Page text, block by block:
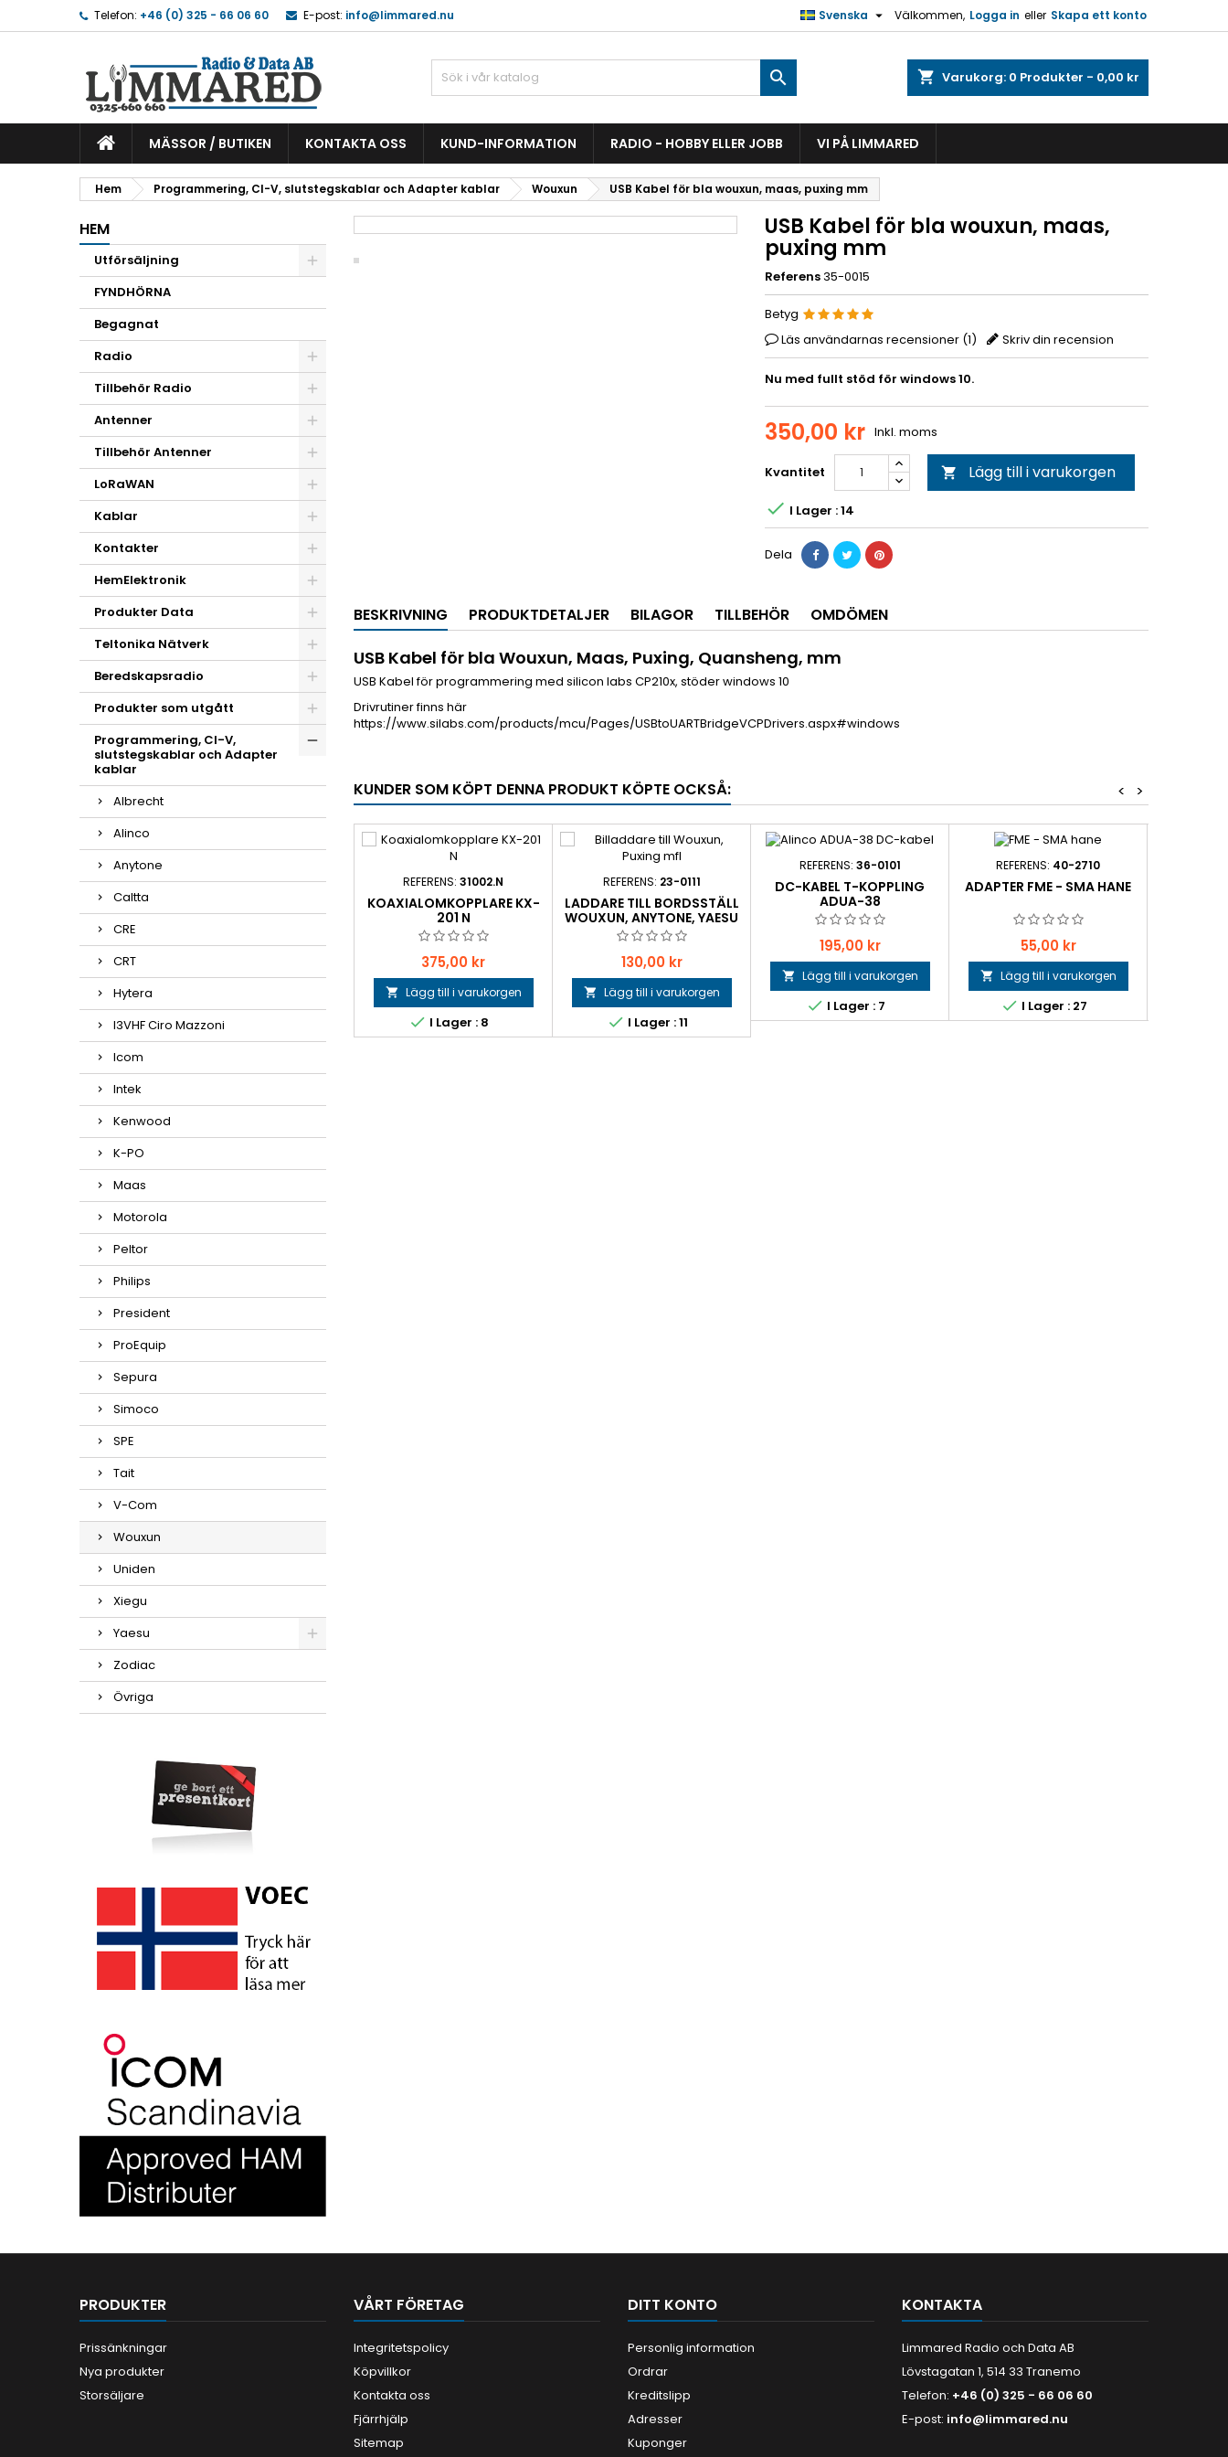
Telefon: +46 (0) 325 - 66 06 60 E-post: info@limmared.nu Välkommen, Logga in eller Skapa ett konto
Svenska 
shopping_cart Varukorg: 0 Produkter - 0,00 kr

MÄSSOR / BUTIKEN KONTAKTA OSS KUND-INFORMATION RADIO - HOBBY ELLER JOBB VI PÅ LIMMARED
Hem Programmering, CI-V, slutstegskablar och Adapter kablar Wouxun USB Kabel för bla wouxun, maas, puxing mm
HEM
Utförsäljning
FYNDHÖRNA
Begagnat
Radio
Tillbehör Radio
Antenner
Tillbehör Antenner
LoRaWAN
Kablar
Kontakter
HemElektronik
Produkter Data
Teltonika Nätverk
Beredskapsradio
Produkter som utgått
Programmering, CI-V,
slutstegskablar och Adapter
kablar
Albrecht
Alinco
Anytone
Caltta
CRE
CRT
Hytera
I3VHF Ciro Mazzoni
Icom
Intek
Kenwood
K-PO
Maas
Motorola
Peltor
Philips
President
ProEquip
Sepura
Simoco
SPE
Tait
V-Com
Wouxun
Uniden
Xiegu
Yaesu
Zodiac
Övriga
USB Kabel för bla wouxun, maas,
puxing mm
Referens35-0015
Betyg
Läs användarnas recensioner (1) Skriv din recension
Nu med fullt stöd för windows 10.
350,00 kr Inkl. moms
Kvantitet  Lägg till i varukorgen
 I Lager : 14
Dela
BESKRIVNING PRODUKTDETALJER BILAGOR TILLBEHÖR OMDÖMEN
USB Kabel för bla Wouxun, Maas, Puxing, Quansheng, mm
USB Kabel för programmering med silicon labs CP210x, stöder windows 10
Drivrutiner finns här
https://www.silabs.com/products/mcu/Pages/USBtoUARTBridgeVCPDrivers.aspx#windows
KUNDER SOM KÖPT DENNA PRODUKT KÖPTE OCKSÅ: >
<
REFERENS: 31002.N
KOAXIALOMKOPPLARE KX-
201 N
Pris
375,00 kr
 Lägg till i varukorgen
 I Lager : 8
REFERENS: 23-0111
LADDARE TILL BORDSSTÄLL
WOUXUN, ANYTONE, YAESU
MFL
Pris
130,00 kr
 Lägg till i varukorgen
 I Lager : 11
REFERENS: 36-0101
DC-KABEL T-KOPPLING
ADUA-38
Pris
195,00 kr
 Lägg till i varukorgen
 I Lager : 7
REFERENS: 40-2710
ADAPTER FME - SMA HANE
Pris
55,00 kr
 Lägg till i varukorgen
 I Lager : 27
PRODUKTER
Prissänkningar
Nya produkter
Storsäljare
VÅRT FÖRETAG
Integritetspolicy
Köpvillkor
Kontakta oss
Fjärrhjälp
Sitemap
DITT KONTO
Personlig information
Ordrar
Kreditslipp
Adresser
Kuponger
KONTAKTA
Limmared Radio och Data AB
Lövstagatan 1, 514 33 Tranemo
Telefon: +46 (0) 325 - 66 06 60
E-post: info@limmared.nu